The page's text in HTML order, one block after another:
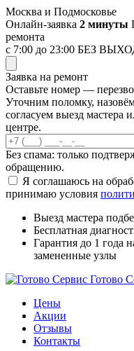
Перейти
к
содержимому
Москва и Подмосковье
Онлайн-заявка 2 минуты
ремонта
с 7:00 до 23:00 БЕЗ
Заявка на ремонт
Оставьте номер —
Уточним поломку,
согласуем выезд мастера
центре.
Без спама: только
обращению.
Я соглашаюсь на
принимаю условия
Выезд мастера
Бесплатная
Гарантия до 1 года
замененные узлы
Готово
Цены
Акции
Отзывы
Контакты